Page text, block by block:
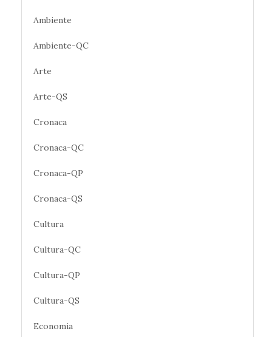
Ambiente
Ambiente-QC
Arte
Arte-QS
Cronaca
Cronaca-QC
Cronaca-QP
Cronaca-QS
Cultura
Cultura-QC
Cultura-QP
Cultura-QS
Economia